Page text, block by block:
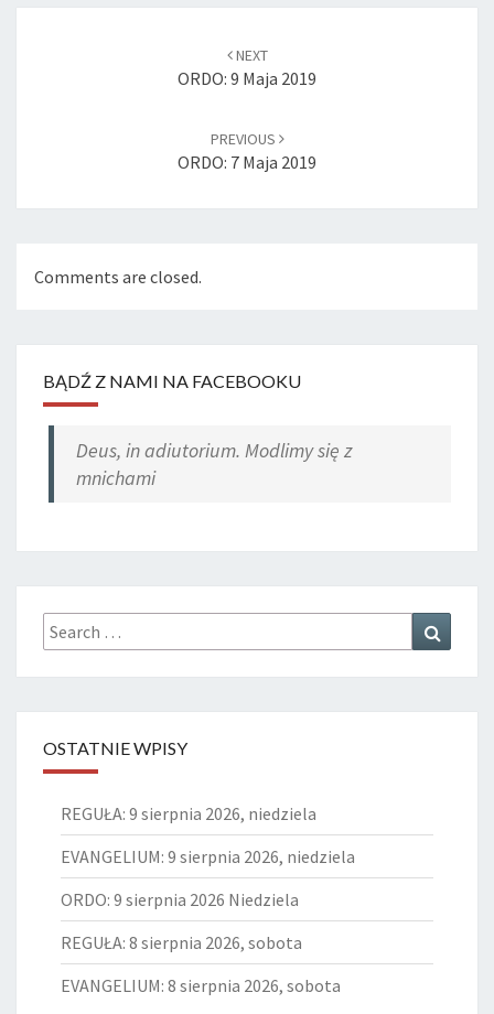
NEXT
ORDO: 9 Maja 2019
PREVIOUS
ORDO: 7 Maja 2019
Comments are closed.
BĄDŹ Z NAMI NA FACEBOOKU
Deus, in adiutorium. Modlimy się z
mnichami
Search
for:
OSTATNIE WPISY
REGUŁA: 9 sierpnia 2026, niedziela
EVANGELIUM: 9 sierpnia 2026, niedziela
ORDO: 9 sierpnia 2026 Niedziela
REGUŁA: 8 sierpnia 2026, sobota
EVANGELIUM: 8 sierpnia 2026, sobota